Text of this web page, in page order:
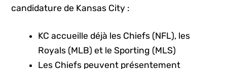
candidature de Kansas City :
KC accueille déjà les Chiefs (NFL), les
Royals (MLB) et le Sporting (MLS)
Les Chiefs peuvent présentement